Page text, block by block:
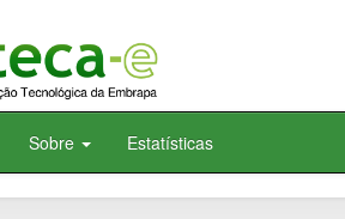
Sobre Estatísticas